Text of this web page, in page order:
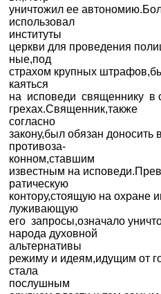
уничтожил ее
использовал
институты
церкви для проведения
ные,под
страхом крупных
каяться
на исповеди священнику в
грехах.Священник,также
согласно
закону,был обязан
противоза-
конном,ставшим
известным на
ратическую
контору,стоящую на охране
луживающую
его запросы,означало
народа духовной
альтернативы
режиму и идеям,идущим от
стала
послушным